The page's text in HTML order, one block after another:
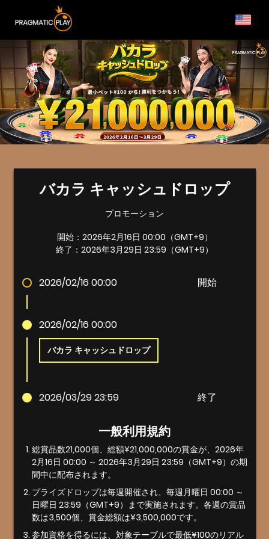
バカラ キャッシュドロップ
プロモーション
開始：2026年2月16日 00:00（GMT+9）
終了：2026年3月29日 23:59（GMT+9）
2026/02/16 00:00 開始
2026/02/16 00:00
バカラ キャッシュドロップ
2026/03/29 23:59 終了
一般利用規約
総賞品数21,000個、総額¥21,000,000の賞金が、2026年
2月16日 00:00 ～ 2026年3月29日 23:59（GMT+9）の期
間中に配布されます。
プライズドロップは毎週開催され、毎週月曜日 00:00 ～
日曜日 23:59（GMT+9）まで実施されます。各週の賞品
数は3,500個、賞金総額は¥3,500,000です。
参加資格を得るには、対象テーブルで最低¥100のリアル